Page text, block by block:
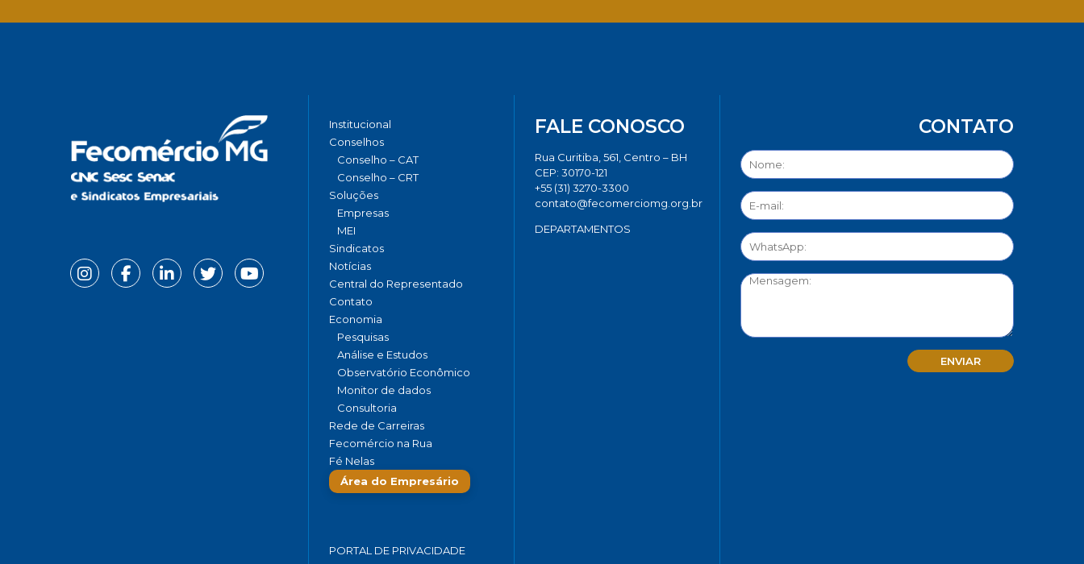
Institucional
Conselhos
Conselho – CAT
Conselho – CRT
Soluções
Empresas
MEI
Sindicatos
Notícias
Central do Representado
Contato
Economia
Pesquisas
Análise e Estudos
Observatório Econômico
Monitor de dados
Consultoria
Rede de Carreiras
Fecomércio na Rua
Fé Nelas
Área do Empresário
PORTAL DE PRIVACIDADE
FALE CONOSCO
Rua Curitiba, 561, Centro – BH
CEP: 30170-121
+55 (31) 3270-3300
contato@fecomerciomg.org.br
DEPARTAMENTOS
CONTATO